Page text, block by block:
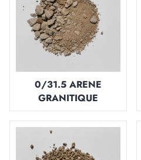
0/31.5 ARENE
GRANITIQUE